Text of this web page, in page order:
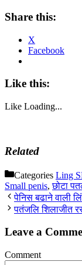
Share this:
X
Facebook
Like this:
Like Loading...
Related
Categories Ling
Small penis,छोटा
पेनिस बढाने वाली
पतंजलि शिलाजीत
Leave a
Comment